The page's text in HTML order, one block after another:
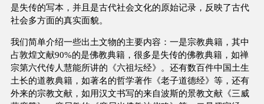
是失传的写本，并且是古代社会文化的原始记录，反映了古代
社会多方面的真实面貌。
我们简单介绍一些出土文物的主要内容：一是宗教典籍，其中
占敦煌文献90%的是佛教典籍，很多是失传的佛教典籍，如禅
宗第六代传人慧能所讲的《六祖坛经》。还有数百件中国土生
土长的道教典籍，如著名的哲学著作《老子道德经》等，还有
外来的宗教文献，如用汉文书写的来自波斯的景教文献《三威